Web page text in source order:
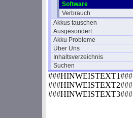
Software
Verbrauch
Akkus tauschen
Ausgesondert
Akku Probleme
Über Uns
Inhaltsverzeichnis
Suchen
###HINWEISTEXT1###
###HINWEISTEXT2###
###HINWEISTEXT3###